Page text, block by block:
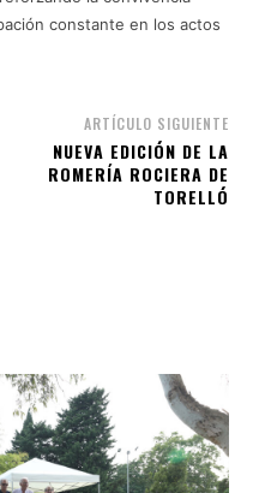
constante en los actos
ARTÍCULO SIGUIENTE
NUEVA EDICIÓN DE LA
ROMERÍA ROCIERA DE
TORELLÓ